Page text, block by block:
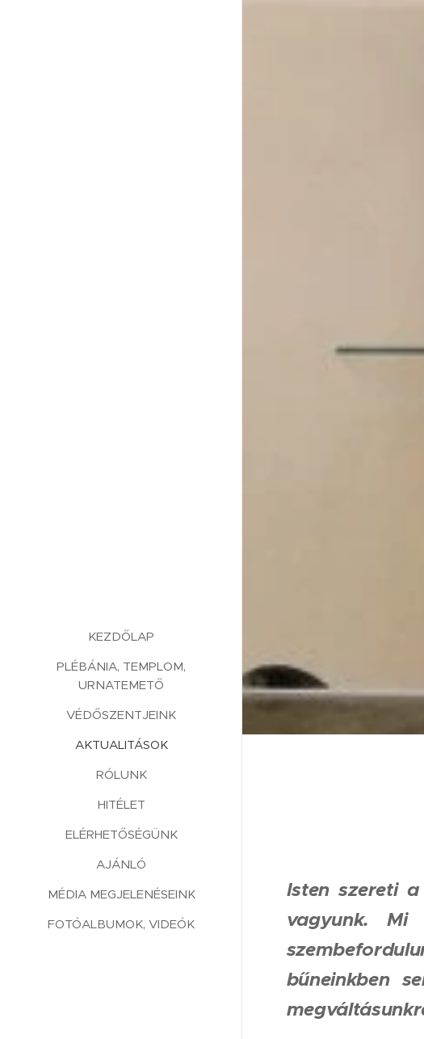
KEZDŐLAP
PLÉBÁNIA, TEMPLOM,
URNATEMETŐ
VÉDŐSZENTJEINK
AKTUALITÁSOK
RÓLUNK
HITÉLET
ELÉRHETŐSÉGÜNK
AJÁNLÓ
MÉDIA MEGJELENÉSEINK
FOTÓALBUMOK, VIDEÓK
Isten szereti
vagyunk. Mi
bűneinkben